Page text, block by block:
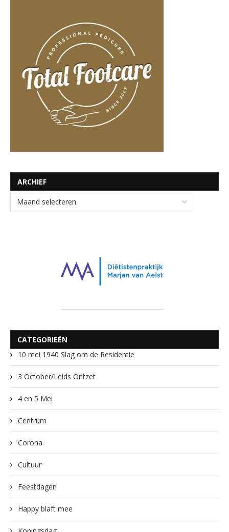
ARCHIEF
CATEGORIEËN
10 mei 1940 Slag om de Residentie
3 October/Leids Ontzet
4 en 5 Mei
Centrum
Corona
Cultuur
Feestdagen
Happy blaft mee